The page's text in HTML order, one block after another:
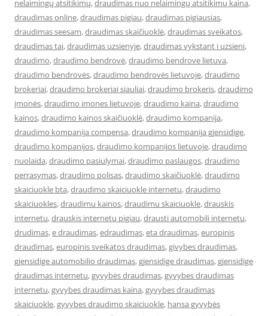
nelaimingų atsitikimų,draudimas nuo nelaimingų atsitikimų kaina,
draudimas online,draudimas pigiau,draudimas pigiausias,
draudimas seesam,draudimas skaičiuoklė,draudimas sveikatos,
draudimas tai,draudimas uzsienyje,draudimas vykstant i uzsieni,
draudimo,draudimo bendrovė,draudimo bendrove lietuva,
draudimo bendrovės,draudimo bendrovės lietuvoje,draudimo
brokeriai,draudimo brokeriai siauliai,draudimo brokeris,draudimo
įmonės,draudimo imones lietuvoje,draudimo kaina,draudimo
kainos,draudimo kainos skaičiuoklė,draudimo kompanija,
draudimo kompanija compensa,draudimo kompanija gjensidige,
draudimo kompanijos,draudimo kompanijos lietuvoje,draudimo
nuolaida,draudimo pasiulymai,draudimo paslaugos,draudimo
perrasymas,draudimo polisas,draudimo skaičiuoklė,draudimo
skaiciuokle bta,draudimo skaiciuokle internetu,draudimo
skaiciuokles,draudimu kainos,draudimu skaiciuokle,drauskis
internetu,drauskis internetu pigiau,drausti automobili internetu,
drudimas,e draudimas,edraudimas,eta draudimas,europinis
draudimas,europinis sveikatos draudimas,givybes draudimas,
gjensidige automobilio draudimas,gjensidige draudimas,gjensidige
draudimas internetu,gyvybės draudimas,gyvybes draudimas
internetu,gyvybes draudimas kaina,gyvybes draudimas
skaiciuokle,gyvybes draudimo skaiciuokle, hansa gyvybės